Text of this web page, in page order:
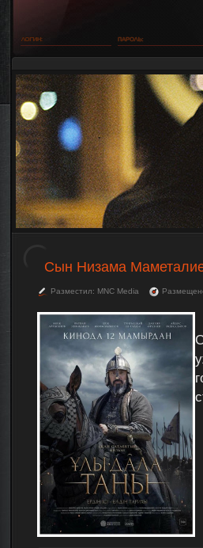
Сын Низама
Разместил: MNC Media